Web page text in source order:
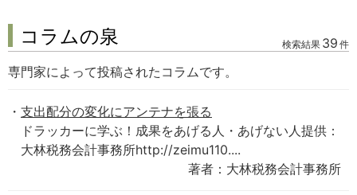
コラムの泉 検索結果 39 件
専門家によって投稿されたコラムです。
支出配分の変化にアンテナを張る
ドラッカーに学ぶ！成果をあげる人・あげない人提供：
大林税務会計事務所http://zeimu110....
著者：大林税務会計事務所